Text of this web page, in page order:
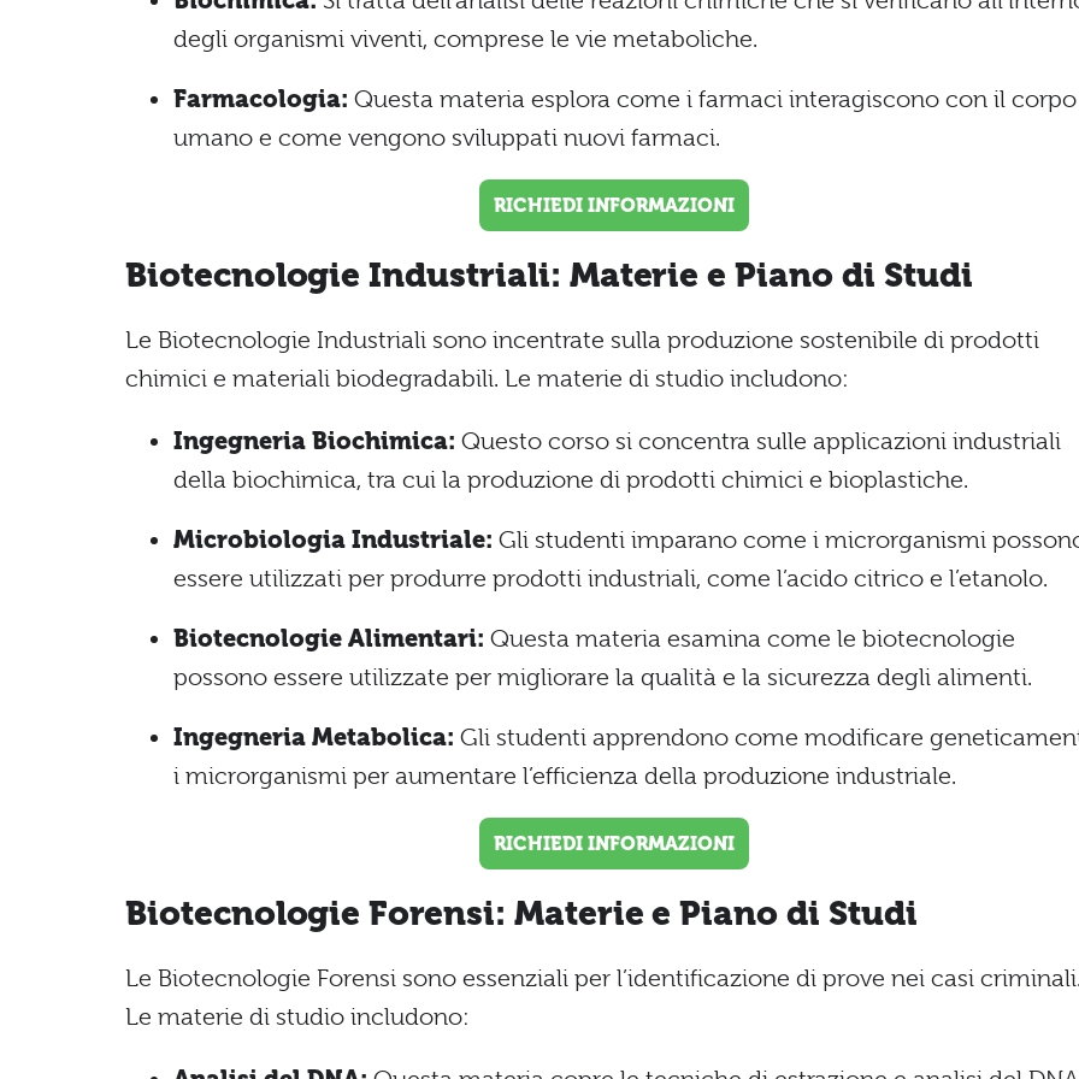
degli organismi viventi, comprese le vie metaboliche.
Farmacologia: Questa materia esplora come i farmaci interagiscono con il corpo
umano e come vengono sviluppati nuovi farmaci.
RICHIEDI INFORMAZIONI
Biotecnologie Industriali: Materie e Piano di Studi
Le Biotecnologie Industriali sono incentrate sulla produzione sostenibile di prodotti
chimici e materiali biodegradabili. Le materie di studio includono:
Ingegneria Biochimica: Questo corso si concentra sulle applicazioni industriali
della biochimica, tra cui la produzione di prodotti chimici e bioplastiche.
Microbiologia Industriale: Gli studenti imparano come i microrganismi
essere utilizzati per produrre prodotti industriali, come l’acido citrico e l’etanolo.
Biotecnologie Alimentari: Questa materia esamina come le biotecnologie
possono essere utilizzate per migliorare la qualità e la sicurezza degli alimenti.
Ingegneria Metabolica: Gli studenti apprendono come modificare
i microrganismi per aumentare l’efficienza della produzione industriale.
RICHIEDI INFORMAZIONI
Biotecnologie Forensi: Materie e Piano di Studi
Le Biotecnologie Forensi sono essenziali per l’identificazione di prove nei casi
Le materie di studio includono: